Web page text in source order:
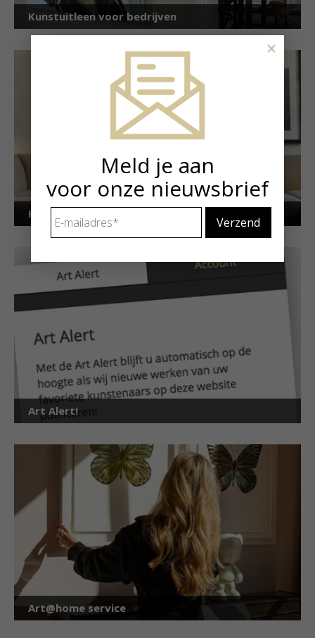
Kunstuitleen voor bedrijven
Kunstuitleen voor particulieren
Art Alert!
Art@home service
Meld je aan
voor onze nieuwsbrief
mailadres *
×